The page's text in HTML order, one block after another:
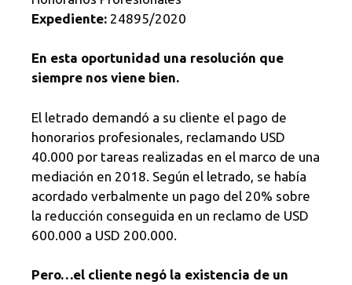
Expediente: 24895/2020
En esta oportunidad una resolución que
siempre nos viene bien.
El letrado demandó a su cliente el pago de
honorarios profesionales, reclamando USD
40.000 por tareas realizadas en el marco de una
mediación en 2018. Según el letrado, se había
acordado verbalmente un pago del 20% sobre
la reducción conseguida en un reclamo de USD
600.000 a USD 200.000.
Pero…el cliente negó la existencia de un